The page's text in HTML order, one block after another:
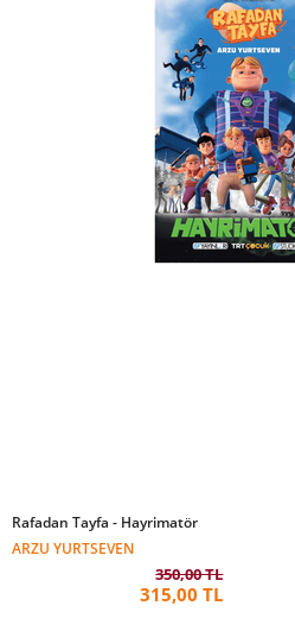
Rafadan Tayfa - Hayrimatör
ARZU YURTSEVEN
350,00 TL
315,00 TL